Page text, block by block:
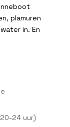
plamuren
in. En
24 uur)